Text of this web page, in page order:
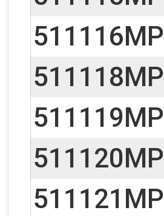
511116MP
511118MP
511119MP
511120MP
511121MP